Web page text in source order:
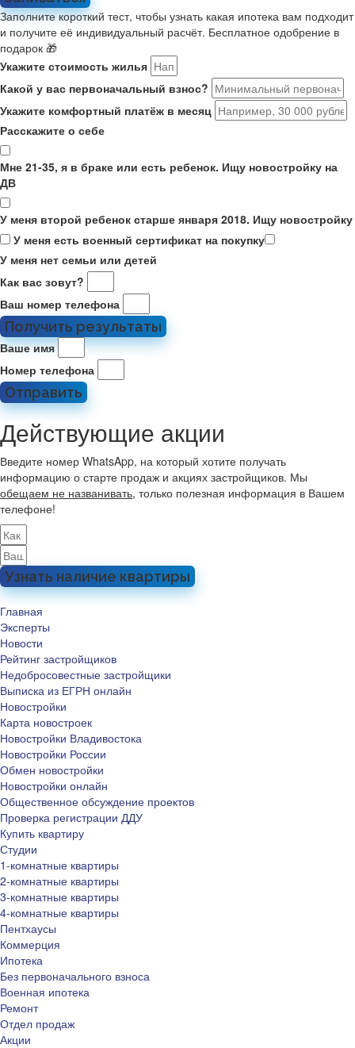
Заполните короткий тест, чтобы узнать какая ипотека вам подходит
и получите её индивидуальный расчёт. Бесплатное одобрение в
подарок 🎁
Укажите стоимость жилья
Какой у вас первоначальный взнос?
Укажите комфортный платёж в месяц
Расскажите о себе
Мне 21-35, я в браке или есть ребенок. Ищу новостройку на
ДВ
У меня второй ребенок старше января 2018. Ищу новостройку
У меня есть военный сертификат на покупку
У меня нет семьи или детей
Как вас зовут?
Ваш номер телефона
Получить результаты
Ваше имя
Номер телефона
Отправить
Действующие акции
Введите номер WhatsApp, на который хотите получать
информацию о старте продаж и акциях застройщиков. Мы
обещаем не названивать, только полезная информация в Вашем
телефоне!
Узнать наличие квартиры
Главная
Эксперты
Новости
Рейтинг застройщиков
Недобросовестные застройщики
Выписка из ЕГРН онлайн
Новостройки
Карта новостроек
Новостройки Владивостока
Новостройки России
Обмен новостройки
Новостройки онлайн
Общественное обсуждение проектов
Проверка регистрации ДДУ
Купить квартиру
Студии
1-комнатные квартиры
2-комнатные квартиры
3-комнатные квартиры
4-комнатные квартиры
Пентхаусы
Коммерция
Ипотека
Без первоначального взноса
Военная ипотека
Ремонт
Отдел продаж
Акции